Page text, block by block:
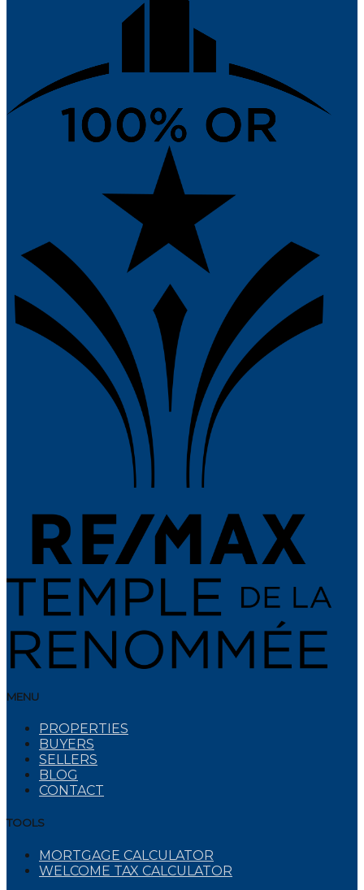
MENU
PROPERTIES
BUYERS
SELLERS
BLOG
CONTACT
TOOLS
MORTGAGE CALCULATOR
WELCOME TAX CALCULATOR